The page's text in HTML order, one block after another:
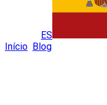
ES
Início Blog